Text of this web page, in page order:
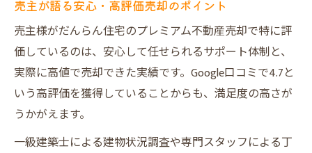
売主が語る安心・高評価売却のポイント
売主様がだんらん住宅のプレミアム不動産売却で特に評
価しているのは、安心して任せられるサポート体制と、
実際に高値で売却できた実績です。Google口コミで4.7と
いう高評価を獲得していることからも、満足度の高さが
うかがえます。
一級建築士による建物状況調査や専門スタッフによる丁